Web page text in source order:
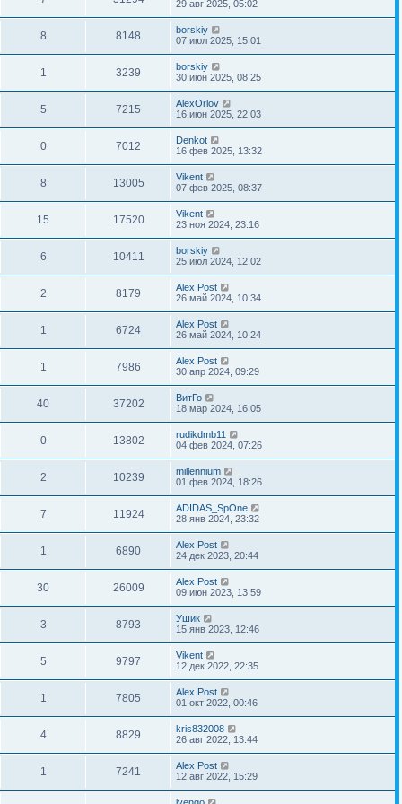
29 авг 2025, 05:02
8 8148
borskiy
07 июл 2025, 15:01
1 3239
borskiy
30 июн 2025, 08:25
5 7215
AlexOrlov
16 июн 2025, 22:03
0 7012
Denkot
16 фев 2025, 13:32
8 13005
Vikent
07 фев 2025, 08:37
15 17520
Vikent
23 ноя 2024, 23:16
6 10411
borskiy
25 июл 2024, 12:02
2 8179
Alex Post
26 май 2024, 10:34
1 6724
Alex Post
26 май 2024, 10:24
1 7986
Alex Post
30 апр 2024, 09:29
40 37202
ВитГо
18 мар 2024, 16:05
0 13802
rudikdmb11
04 фев 2024, 07:26
2 10239
millennium
01 фев 2024, 18:26
7 11924
ADIDAS_SpOne
28 янв 2024, 23:32
1 6890
Alex Post
24 дек 2023, 20:44
30 26009
Alex Post
09 июн 2023, 13:59
3 8793
Ушик
15 янв 2023, 12:46
5 9797
Vikent
12 дек 2022, 22:35
1 7805
Alex Post
01 окт 2022, 00:46
4 8829
kris832008
26 авг 2022, 13:44
1 7241
Alex Post
12 авг 2022, 15:29